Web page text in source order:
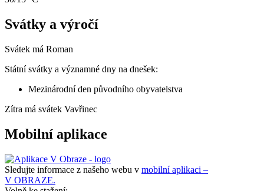
Svátky a výročí
Svátek má Roman
Státní svátky a významné dny na dnešek:
Mezinárodní den původního obyvatelstva
Zítra má svátek Vavřinec
Mobilní aplikace
Sledujte informace z našeho webu v mobilní aplikaci –
V OBRAZE.